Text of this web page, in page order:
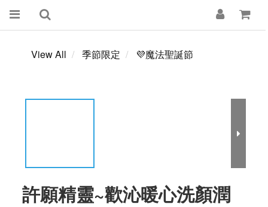
View All 季節限定 💜魔法聖誕節
許願精靈~歡沁暖心洗顏潤